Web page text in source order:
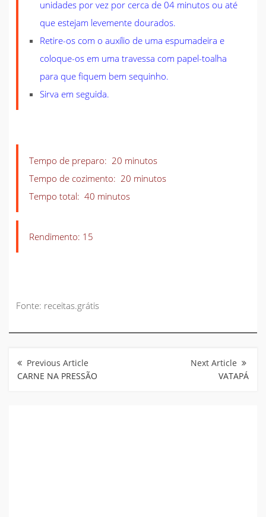
unidades por vez por cerca de 04 minutos ou até
que estejam levemente dourados.
Retire-os com o auxílio de uma espumadeira e
coloque-os em uma travessa com papel-toalha
para que fiquem bem sequinho.
Sirva em seguida.
Tempo de preparo: 20 minutos
Tempo de cozimento: 20 minutos
Tempo total: 40 minutos
Rendimento: 15
Fonte: receitas.grátis
de
Post
CARNE NA PRESSÃO VATAPÁ